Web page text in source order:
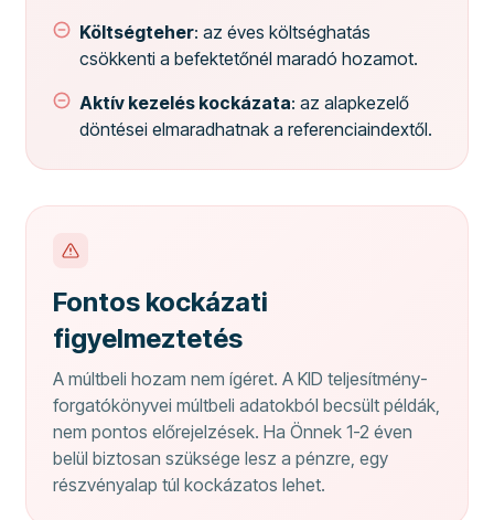
Költségteher: az éves költséghatás
csökkenti a befektetőnél maradó hozamot.
Aktív kezelés kockázata: az alapkezelő
döntései elmaradhatnak a referenciaindextől.
Fontos kockázati
figyelmeztetés
A múltbeli hozam nem ígéret. A KID teljesítmény-
forgatókönyvei múltbeli adatokból becsült példák,
nem pontos előrejelzések. Ha Önnek 1-2 éven
belül biztosan szüksége lesz a pénzre, egy
részvényalap túl kockázatos lehet.